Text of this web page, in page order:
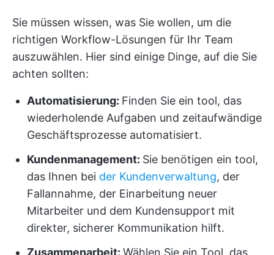
Sie müssen wissen, was Sie wollen, um die
richtigen Workflow-Lösungen für Ihr Team
auszuwählen. Hier sind einige Dinge, auf die Sie
achten sollten:
Automatisierung: Finden Sie ein tool, das
wiederholende Aufgaben und zeitaufwändige
Geschäftsprozesse automatisiert.
Kundenmanagement: Sie benötigen ein tool,
das Ihnen bei der Kundenverwaltung, der
Fallannahme, der Einarbeitung neuer
Mitarbeiter und dem Kundensupport mit
direkter, sicherer Kommunikation hilft.
Zusammenarbeit: Wählen Sie ein Tool, das